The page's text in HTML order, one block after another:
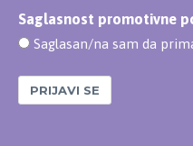
Saglasnost promotivne
Saglasan/na sam da
PRIJAVI SE